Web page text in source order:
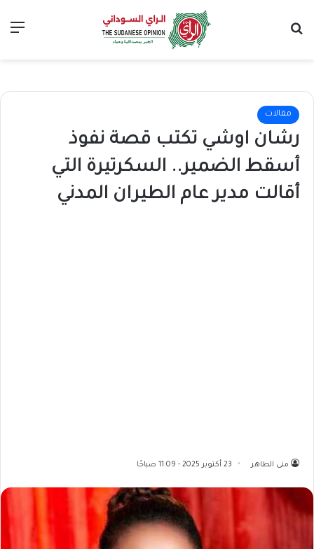
مقالات
رشان اوشي تكتب قصة نفوذ
أسقط الضمير.. السكرتيرة التي
أقالت مدير عام الطيران المدني
منى الطاهر 23 أكتوبر 2025 - 11:09 صباحًا